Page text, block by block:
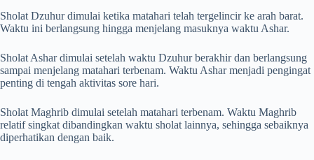
Sholat Dzuhur dimulai ketika matahari telah tergelincir ke arah barat.
Waktu ini berlangsung hingga menjelang masuknya waktu Ashar.
Sholat Ashar dimulai setelah waktu Dzuhur berakhir dan berlangsung
sampai menjelang matahari terbenam. Waktu Ashar menjadi pengingat
penting di tengah aktivitas sore hari.
Sholat Maghrib dimulai setelah matahari terbenam. Waktu Maghrib
relatif singkat dibandingkan waktu sholat lainnya, sehingga sebaiknya
diperhatikan dengan baik.